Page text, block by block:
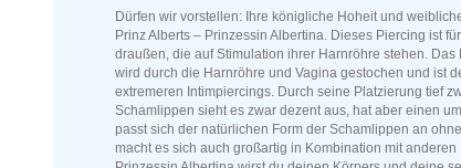
Dürfen wir vorstellen: Ihre königliche Hoheit und
Prinz Alberts – Prinzessin Albertina. Dieses Piercing ist
draußen, die auf Stimulation ihrer Harnröhre stehen. Das
wird durch die Harnröhre und Vagina gestochen und ist
extremeren Intimpiercings. Durch seine Platzierung tief
Schamlippen sieht es zwar dezent aus, hat aber einen
passt sich der natürlichen Form der Schamlippen an
macht es sich auch großartig in Kombination mit anderen